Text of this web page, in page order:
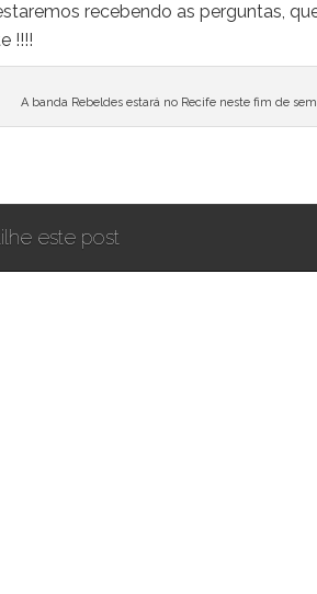
recebendo as perguntas,
!!!!
A banda Rebeldes estará no Recife neste fim de
este post